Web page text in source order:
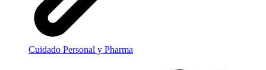
Cuidado Personal y Pharma